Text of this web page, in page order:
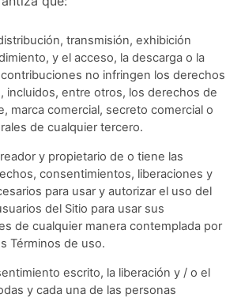
transmisión, exhibición
y el acceso, la descarga o la
no infringen los derechos
incluidos, entre otros, los derechos de
marca comercial, secreto comercial o
de cualquier tercero.
y propietario de o tiene las
consentimientos, liberaciones y
para usar y autorizar el uso del
del Sitio para usar sus
de cualquier manera contemplada por
Términos de uso.
escrito, la liberación y / o el
y cada una de las personas